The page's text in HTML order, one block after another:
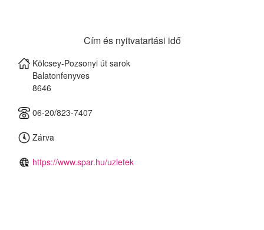
Cím és nyitvatartási idő
Kölcsey-Pozsonyi út sarok
Balatonfenyves
8646
06-20/823-7407
Zárva
https://www.spar.hu/uzletek